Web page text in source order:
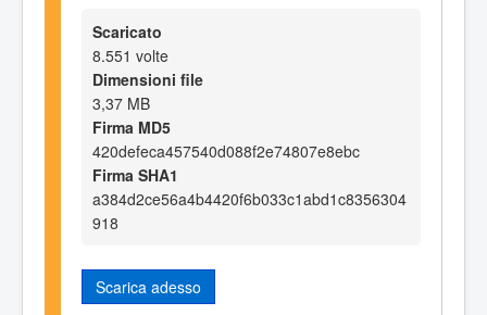
Scaricato
8.551 volte
Dimensioni file
3,37 MB
Firma MD5
420defeca457540d088f2e74807e8ebc
Firma SHA1
a384d2ce56a4b4420f6b033c1abd1c8356304
918
Scarica adesso